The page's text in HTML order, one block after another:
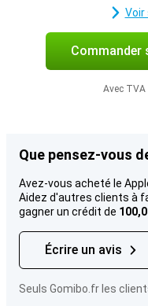
Avec TVA|
Que pensez-vous
Avez-vous acheté le
Aidez d'autres clients à
gagner un crédit de
Écrire un avis
Seuls Gomibo.fr les